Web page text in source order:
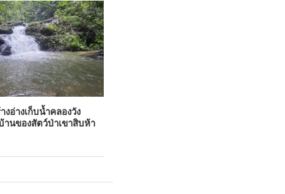
งอ่างเก็บน้ำคลองวัง
านของสัตว์ป่าเขาสิบห้า